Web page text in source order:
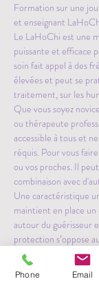
Formation sur une
et enseignant
Le LaHoChi est une
puissante et efficace
soin fait appel à des
élevées et peut se
traitement, sur les
Que vous soyez
ou thérapeute
accessible à tous et
réquis. Pour vous
ou vos proches. Il
combinaison avec
Une caractéristique
maintient en place
autour du guérisseur
protection s’oppose
et protège le
libérées durant la
autres méthodes de
Phone Email